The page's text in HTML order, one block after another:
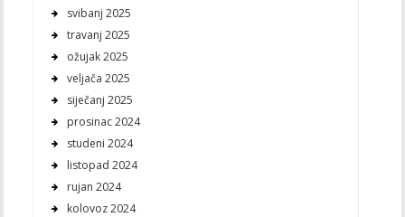
svibanj 2025
travanj 2025
ožujak 2025
veljača 2025
siječanj 2025
prosinac 2024
studeni 2024
listopad 2024
rujan 2024
kolovoz 2024